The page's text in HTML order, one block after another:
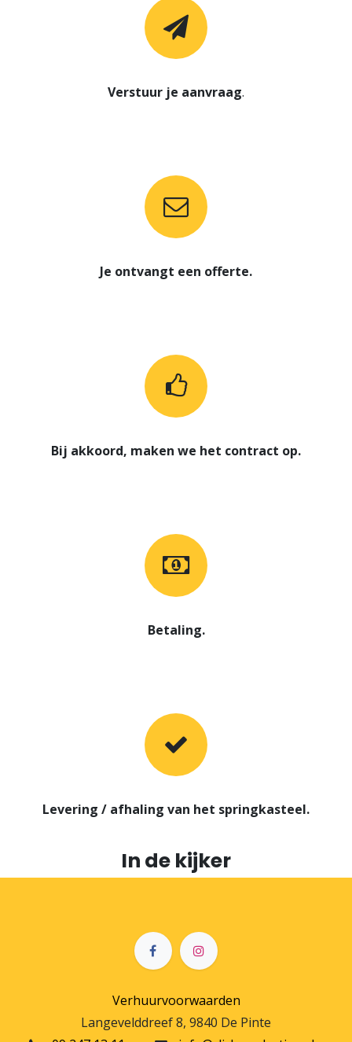
Verstuur je aanvraag.
Je ontvangt een offerte.
Bij akkoord, maken we het contract op.
Betaling.
Levering / afhaling van het springkasteel.
In de kijker
Verhuurvoorwaarden
Langevelddreef 8, 9840 De Pinte